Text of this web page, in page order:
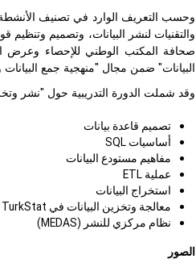
وحسب التعريف الوارد في تصنيف الأنشطة
والتقنيات لنشر البيانات، وتصميم
صحافة المكتب الوطني للإحصاء وعرض
البيانات" ضمن مجال "منهجية جمع البيانات
وقد شملت الدورة التدريبية حول "نشر
تصميم قاعدة بيانات
أساسيات SQL
مفاهيم مستودع البيانات
عملية ETL
استخراج البيانات
معالجة وتخزين البيانات في TurkStat
نظام مركزي للنشر (MEDAS
)
الصور